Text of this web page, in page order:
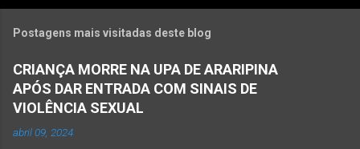
Postagens mais visitadas deste blog
CRIANÇA MORRE NA UPA DE ARARIPINA
APÓS DAR ENTRADA COM SINAIS DE
VIOLÊNCIA SEXUAL
abril 09, 2024